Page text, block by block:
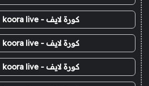
كورة لايف - koora live
كورة لايف - koora live
كورة لايف - koora live